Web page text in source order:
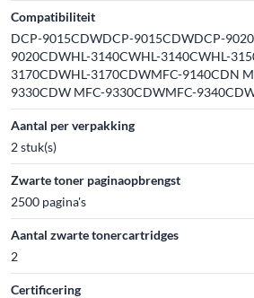
Compatibiliteit
DCP-9015CDWDCP-9015CDWDCP-
9020CDWHL-3140CWHL-3140CWHL-
3170CDWHL-3170CDWMFC-9140CDN
9330CDW MFC-9330CDWMFC-
Aantal per verpakking
2 stuk(s)
Zwarte toner paginaopbrengst
2500 pagina's
Aantal zwarte tonercartridges
2
Certificering